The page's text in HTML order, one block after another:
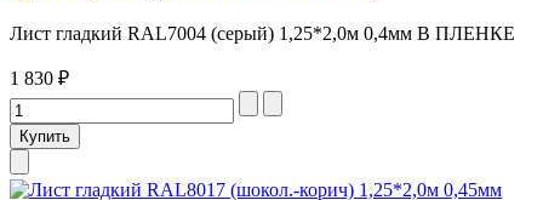
Лист гладкий RAL7004 (серый) 1,25*2,0м 0,4мм В ПЛЕНКЕ
1 830 ₽